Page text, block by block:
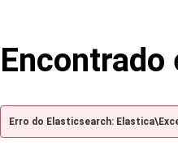
Encontrado
Erro do Elasticsearch: